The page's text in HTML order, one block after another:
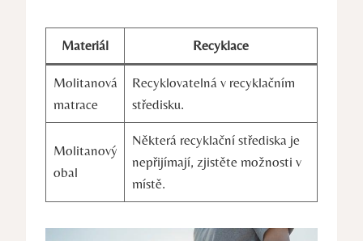
Materiál Recyklace
Molitanová
matrace
Recyklovatelná v recyklačním
středisku.
Molitanový
obal
Některá recyklační střediska je
nepřijímají, zjistěte možnosti v
místě.